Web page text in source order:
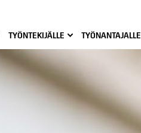
TYÖNTEKIJÄLLE TYÖNANTAJALLE